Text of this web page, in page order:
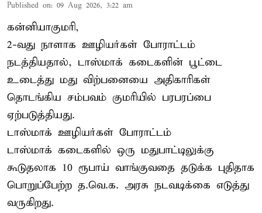
Published on: 09 Aug 2026, 3:22 am
கன்னியாகுமரி,
2-வது நாளாக ஊழியர்கள் போராட்டம்
நடத்தியதால், டாஸ்மாக் கடைகளின் பூட்டை
உடைத்து மது விற்பனையை அதிகாரிகள்
தொடங்கிய சம்பவம் குமரியில் பரபரப்பை
ஏற்படுத்தியது.
டாஸ்மாக் ஊழியர்கள் போராட்டம்
டாஸ்மாக் கடைகளில் ஒரு மதுபாட்டிலுக்கு
கூடுதலாக 10 ரூபாய் வாங்குவதை தடுக்க புதிதாக
பொறுப்பேற்ற த.வெ.க. அரசு நடவடிக்கை எடுத்து
வருகிறது.